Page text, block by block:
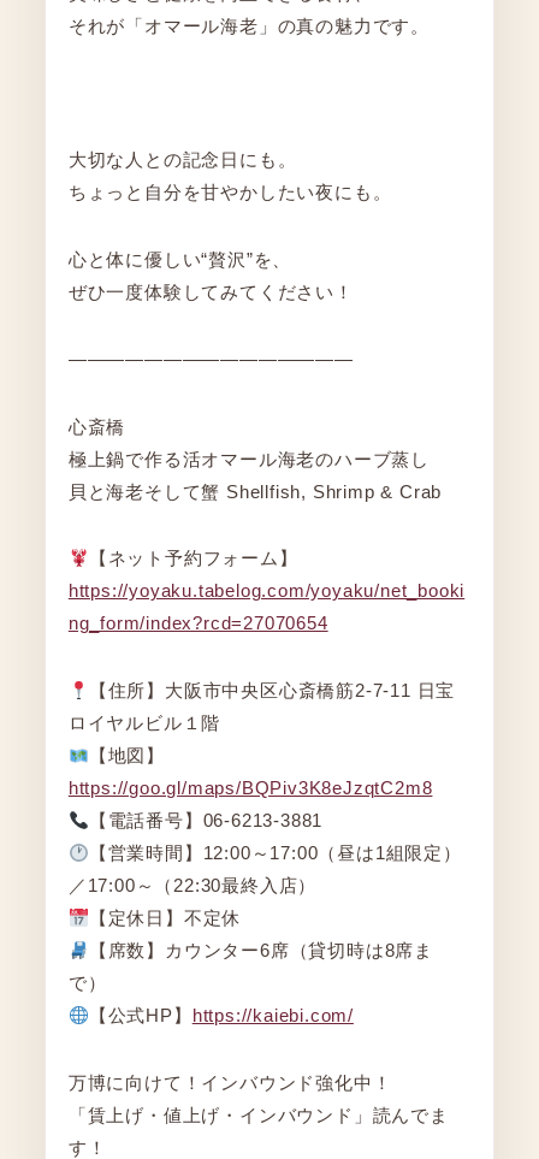
それが「オマール海老」の真の魅力です。
大切な人との記念日にも。
ちょっと自分を甘やかしたい夜にも。
心と体に優しい“贅沢”を、
ぜひ一度体験してみてください！
―――――――――――――――
心斎橋
極上鍋で作る活オマール海老のハーブ蒸し
貝と海老そして蟹 Shellfish, Shrimp & Crab
【ネット予約フォーム】
https://yoyaku.tabelog.com/yoyaku/net_booki
ng_form/index?rcd=27070654
【住所】大阪市中央区心斎橋筋2‐7‐11 日宝
ロイヤルビル１階
【地図】
https://goo.gl/maps/BQPiv3K8eJzqtC2m8
【電話番号】06-6213-3881
【営業時間】12:00～17:00（昼は1組限定）
／17:00～（22:30最終入店）
【定休日】不定休
【席数】カウンター6席（貸切時は8席ま
で）
【公式HP】 https://kaiebi.com/
万博に向けて！インバウンド強化中！
「賃上げ・値上げ・インバウンド」読んでま
す！